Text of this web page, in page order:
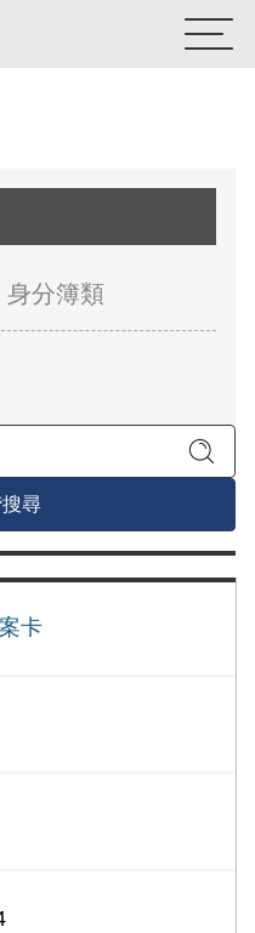
身分簿類
尋
卡